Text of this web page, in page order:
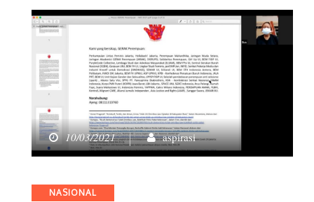
10/03/2021 aspirasi
Categories
NASIONAL